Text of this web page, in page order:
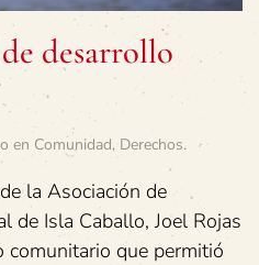
desarrollo
en Comunidad, Derechos.
la Asociación de
de Isla Caballo, Joel Rojas
comunitario que permitió